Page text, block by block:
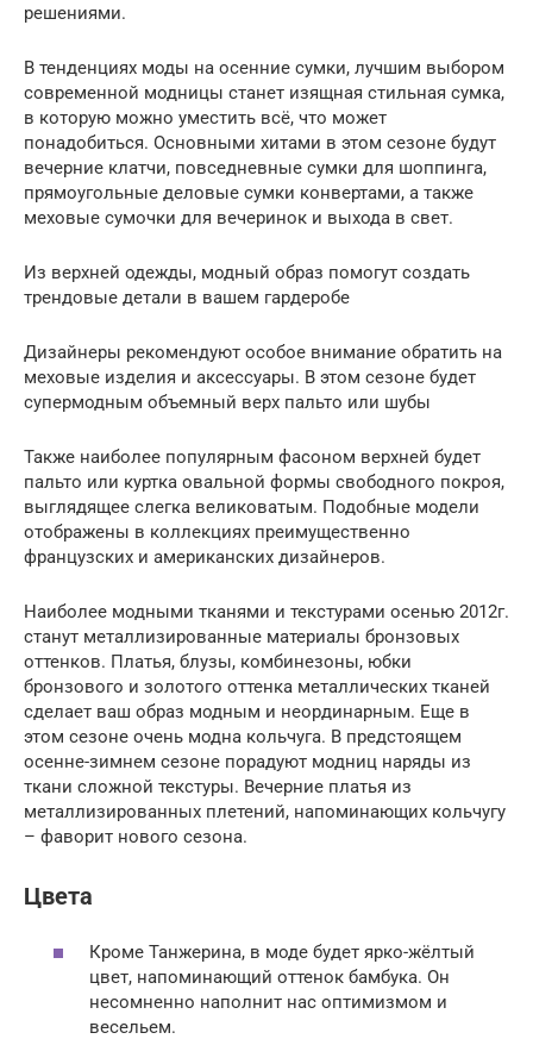
решениями.
В тенденциях моды на осенние сумки, лучшим выбором
современной модницы станет изящная стильная сумка,
в которую можно уместить всё, что может
понадобиться. Основными хитами в этом сезоне будут
вечерние клатчи, повседневные сумки для шоппинга,
прямоугольные деловые сумки конвертами, а также
меховые сумочки для вечеринок и выхода в свет.
Из верхней одежды, модный образ помогут создать
трендовые детали в вашем гардеробе
Дизайнеры рекомендуют особое внимание обратить на
меховые изделия и аксессуары. В этом сезоне будет
супермодным объемный верх пальто или шубы
Также наиболее популярным фасоном верхней будет
пальто или куртка овальной формы свободного покроя,
выглядящее слегка великоватым. Подобные модели
отображены в коллекциях преимущественно
французских и американских дизайнеров.
Наиболее модными тканями и текстурами осенью 2012г.
станут металлизированные материалы бронзовых
оттенков. Платья, блузы, комбинезоны, юбки
бронзового и золотого оттенка металлических тканей
сделает ваш образ модным и неординарным. Еще в
этом сезоне очень модна кольчуга. В предстоящем
осенне-зимнем сезоне порадуют модниц наряды из
ткани сложной текстуры. Вечерние платья из
металлизированных плетений, напоминающих кольчугу
– фаворит нового сезона.
Цвета
Кроме Танжерина, в моде будет ярко-жёлтый
цвет, напоминающий оттенок бамбука. Он
несомненно наполнит нас оптимизмом и
весельем.